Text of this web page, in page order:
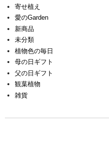
寄せ植え
愛のGarden
新商品
未分類
植物色の毎日
母の日ギフト
父の日ギフト
観葉植物
雑貨